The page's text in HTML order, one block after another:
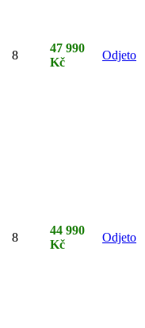
8
47 990
Kč
Odjeto
8
44 990
Kč
Odjeto